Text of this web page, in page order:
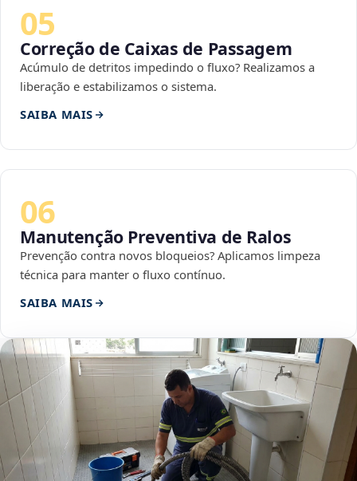
05
Correção de Caixas de Passagem
Acúmulo de detritos impedindo o fluxo? Realizamos a
liberação e estabilizamos o sistema.
SAIBA MAIS
06
Manutenção Preventiva de Ralos
Prevenção contra novos bloqueios? Aplicamos limpeza
técnica para manter o fluxo contínuo.
SAIBA MAIS